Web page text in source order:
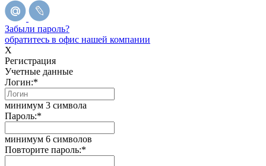
Забыли пароль?
обратитесь в офис нашей компании
X
Регистрация
Учетные данные
Логин:*
минимум 3 символа
Пароль:*
минимум 6 символов
Повторите пароль:*